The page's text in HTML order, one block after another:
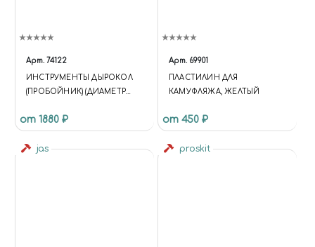
Арт. 74122
ИНСТРУМЕНТЫ ДЫРОКОЛ
(ПРОБОЙНИК) (ДИАМЕТР
TOOLS HOLE PUNCH (HOLE
DIAMETER 2MM 3MM)
от 1880 ₽
Арт. 69901
ПЛАСТИЛИН ДЛЯ
КАМУФЛЯЖА, ЖЕЛТЫЙ
от 450 ₽
jas proskit